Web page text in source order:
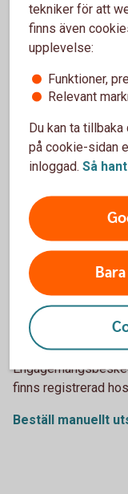
Så här tar
av
Du kan själv ge din
ta del av
behöver beställa
internetbanken
Manuell
Om du inte vill eller
manuellt skriva ut
Pris: 300kr/st.
finns registrerad
Beställ manuellt
tekniker för att
finns även
upplevelse:
Funktioner,
Relevant
Du kan ta
på cookie-sidan
inloggad. Så